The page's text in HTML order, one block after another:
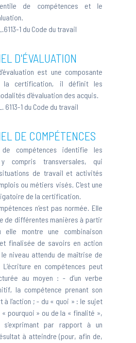
de compétences et le
1 du Code du travail
D'ÉVALUATION
est une composante
la certification, il définit les
d'évaluation des acquis.
6113-1 du Code du travail
DE COMPÉTENCES
compétences identifie les
y compris transversales, qui
de travail et activités
ou métiers visés. C'est une
de la certification.
n’est pas normée. Elle
de différentes manières à partir
elle montre une combinaison
finalisée de savoirs en action
niveau attendu de maîtrise de
en compétences peut
au moyen : - d’un verbe
la compétence prenant son
à l’action ; - du « quoi » : le sujet
« pourquoi » ou de la « finalité »,
s’exprimant par rapport à un
à atteindre (pour, afin de,